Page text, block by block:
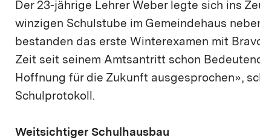
Der 23-jährige Lehrer Weber legte sich ins
winzigen Schulstube im Gemeindehaus
bestanden das erste Winterexamen mit
Zeit seit seinem Amtsantritt schon
Hoffnung für die Zukunft ausgesprochen»,
Schulprotokoll.
Weitsichtiger Schulhausbau